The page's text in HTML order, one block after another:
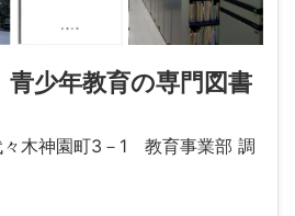
少年教育の専門図書
々木神園町3－1 教育事業部 調